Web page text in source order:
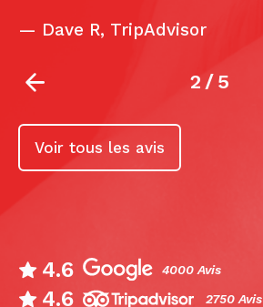
— Dave R, TripAdvisor
2/5
Voir tous les avis
4.6 4000 Avis
4.6 2750 Avis